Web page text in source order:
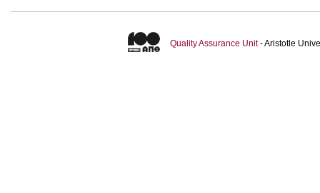
Quality Assurance Unit- Aristotle